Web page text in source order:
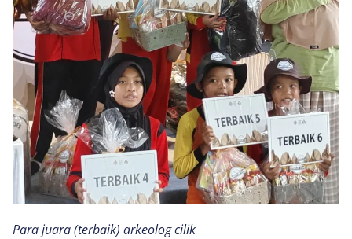
Para juara (terbaik) arkeolog cilik